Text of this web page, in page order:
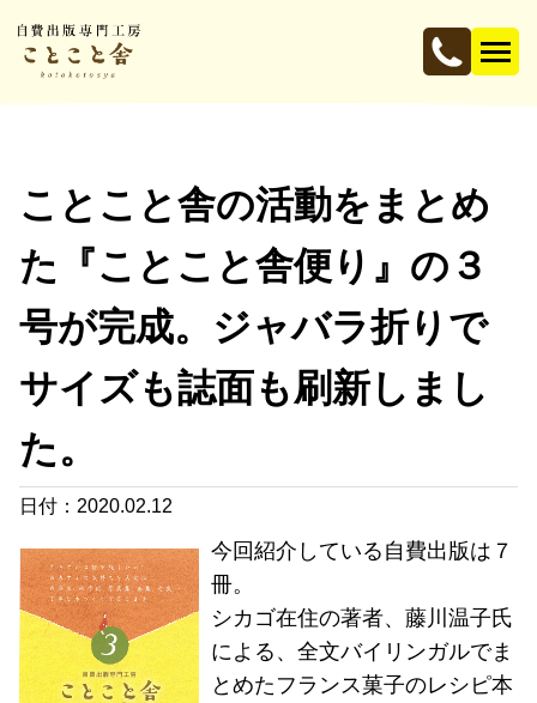
ことこと舎の活動をまとめ
た『ことこと舎便り』の３
号が完成。ジャバラ折りで
サイズも誌面も刷新しまし
た。
日付：2020.02.12
今回紹介している自費出版は７
冊。
シカゴ在住の著者、藤川温子氏
による、全文バイリンガルでま
とめたフランス菓子のレシピ本